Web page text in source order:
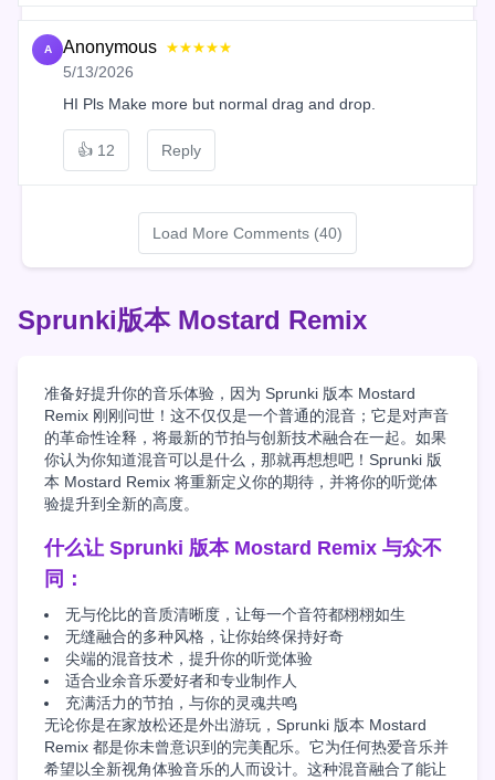
A Anonymous ★★★★★
5/13/2026
HI Pls Make more but normal drag and drop.
👍 12 Reply
Load More Comments (40)
Sprunki版本 Mostard Remix
准备好提升你的音乐体验，因为 Sprunki 版本 Mostard
Remix 刚刚问世！这不仅仅是一个普通的混音；它是对声音
的革命性诠释，将最新的节拍与创新技术融合在一起。如果
你认为你知道混音可以是什么，那就再想想吧！Sprunki 版
本 Mostard Remix 将重新定义你的期待，并将你的听觉体
验提升到全新的高度。
什么让 Sprunki 版本 Mostard Remix 与众不
同：
无与伦比的音质清晰度，让每一个音符都栩栩如生
无缝融合的多种风格，让你始终保持好奇
尖端的混音技术，提升你的听觉体验
适合业余音乐爱好者和专业制作人
充满活力的节拍，与你的灵魂共鸣
无论你是在家放松还是外出游玩，Sprunki 版本 Mostard
Remix 都是你未曾意识到的完美配乐。它为任何热爱音乐并
希望以全新视角体验音乐的人而设计。这种混音融合了能让